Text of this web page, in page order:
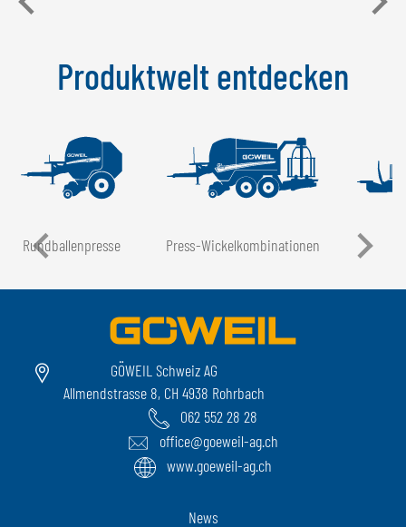
Produktwelt entdecken
Rundballen­presse Press-Wickel­kombinationen
GÖWEIL Schweiz AG
Allmendstrasse 8, CH 4938 Rohrbach
062 552 28 28
office@goeweil-ag.ch
www.goeweil-ag.ch
News